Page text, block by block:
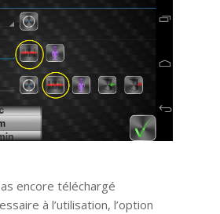
encore téléchargé
à l’utilisation, l’option